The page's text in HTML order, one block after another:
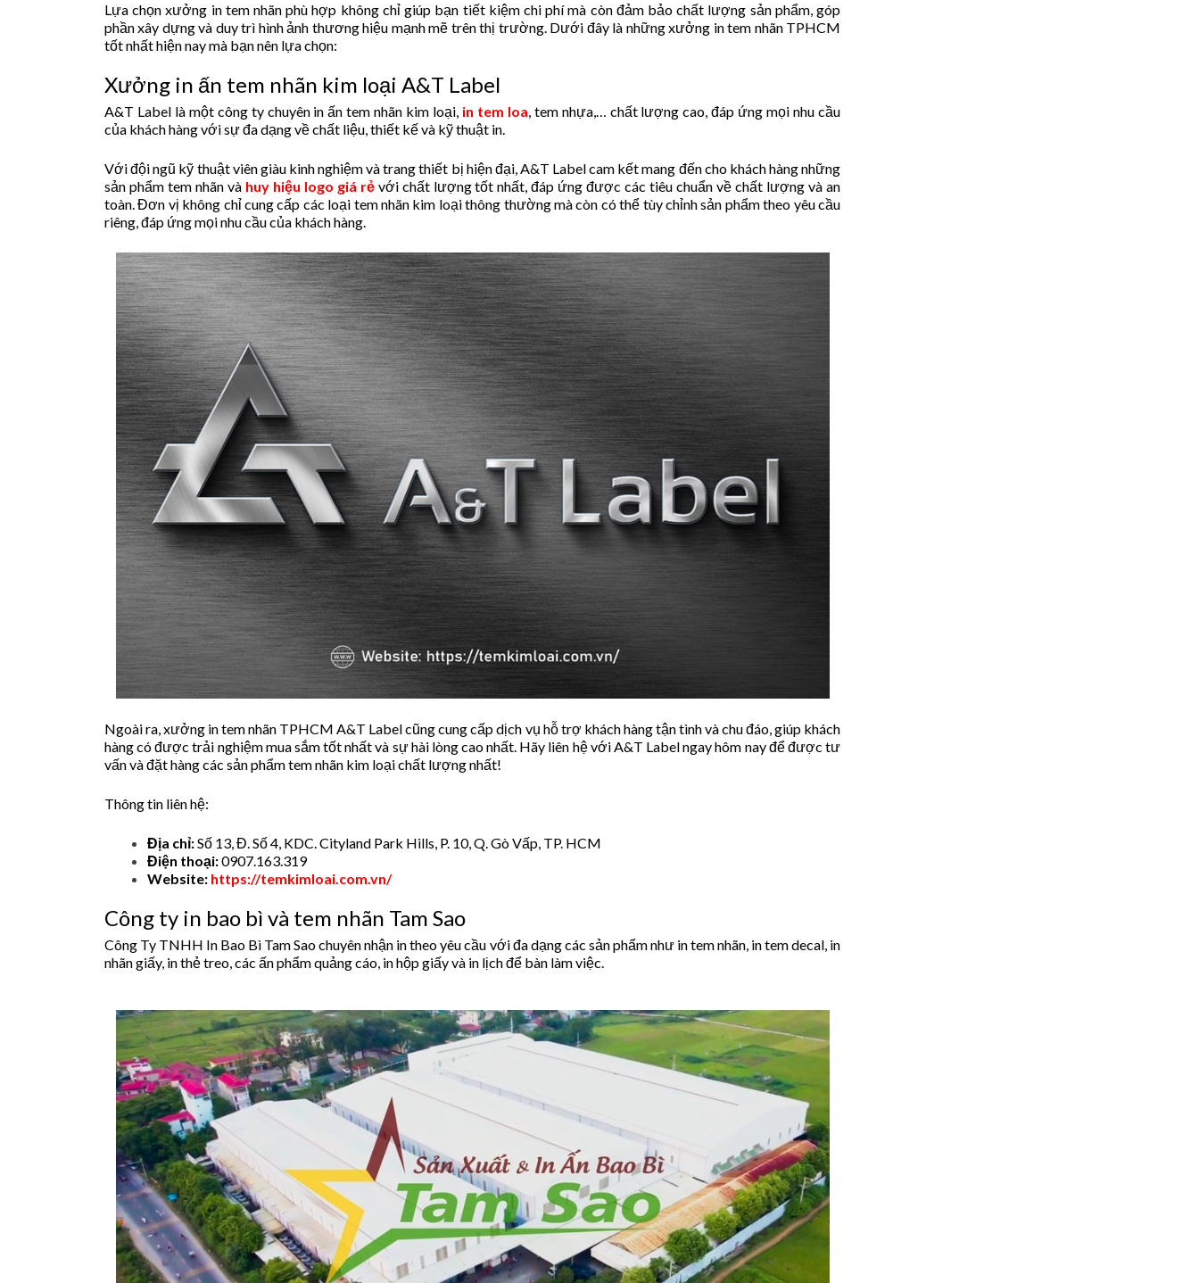
Lựa chọn xưởng in tem nhãn phù hợp không chỉ giúp bạn tiết kiệm chi phí mà còn đảm bảo chất lượng sản phẩm, góp
phần xây dựng và duy trì hình ảnh thương hiệu mạnh mẽ trên thị trường. Dưới đây là những xưởng in tem nhãn TPHCM
tốt nhất hiện nay mà bạn nên lựa chọn:
Xưởng in ấn tem nhãn kim loại A&T Label
A&T Label là một công ty chuyên in ấn tem nhãn kim loại, in tem loa, tem nhựa,… chất lượng cao, đáp ứng mọi nhu cầu
của khách hàng với sự đa dạng về chất liệu, thiết kế và kỹ thuật in.
Với đội ngũ kỹ thuật viên giàu kinh nghiệm và trang thiết bị hiện đại, A&T Label cam kết mang đến cho khách hàng những
sản phẩm tem nhãn và huy hiệu logo giá rẻvới chất lượng tốt nhất, đáp ứng được các tiêu chuẩn về chất lượng và an
toàn. Đơn vị không chỉ cung cấp các loại tem nhãn kim loại thông thường mà còn có thể tùy chỉnh sản phẩm theo yêu cầu
riêng, đáp ứng mọi nhu cầu của khách hàng.
Ngoài ra, xưởng in tem nhãn TPHCM A&T Label cũng cung cấp dịch vụ hỗ trợ khách hàng tận tình và chu đáo, giúp khách
hàng có được trải nghiệm mua sắm tốt nhất và sự hài lòng cao nhất. Hãy liên hệ với A&T Label ngay hôm nay để được tư
vấn và đặt hàng các sản phẩm tem nhãn kim loại chất lượng nhất!
Thông tin liên hệ:
Địa chỉ:Số 13, Đ. Số 4, KDC. Cityland Park Hills, P. 10, Q. Gò Vấp, TP. HCM
Điện thoại:0907.163.319
Website: https://temkimloai.com.vn/
Công ty in bao bì và tem nhãn Tam Sao
Công Ty TNHH In Bao Bì Tam Sao chuyên nhận in theo yêu cầu với đa dạng các sản phẩm như in tem nhãn, in tem decal, in
nhãn giấy, in thẻ treo, các ấn phẩm quảng cáo, in hộp giấy và in lịch để bàn làm việc.